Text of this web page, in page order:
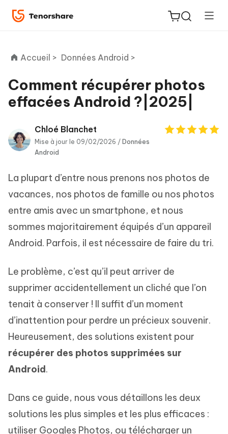
ReiBoot
PDNob
PDF
Editor
iAnyGo
Accueil > Données Android >
Comment récupérer photos
effacées Android ?|2025|
Chloé Blanchet
Mise à jour le 09/02/2026 / Données
Android
La plupart d’entre nous prenons nos photos de
vacances, nos photos de famille ou nos photos
entre amis avec un smartphone, et nous
sommes majoritairement équipés d’un appareil
Android. Parfois, il est nécessaire de faire du tri.
Le problème, c’est qu’il peut arriver de
supprimer accidentellement un cliché que l’on
tenait à conserver ! Il suffit d’un moment
d’inattention pour perdre un précieux souvenir.
Heureusement, des solutions existent pour
récupérer des photos supprimées sur
Android.
Dans ce guide, nous vous détaillons les deux
solutions les plus simples et les plus efficaces :
utiliser Googles Photos, ou télécharger un